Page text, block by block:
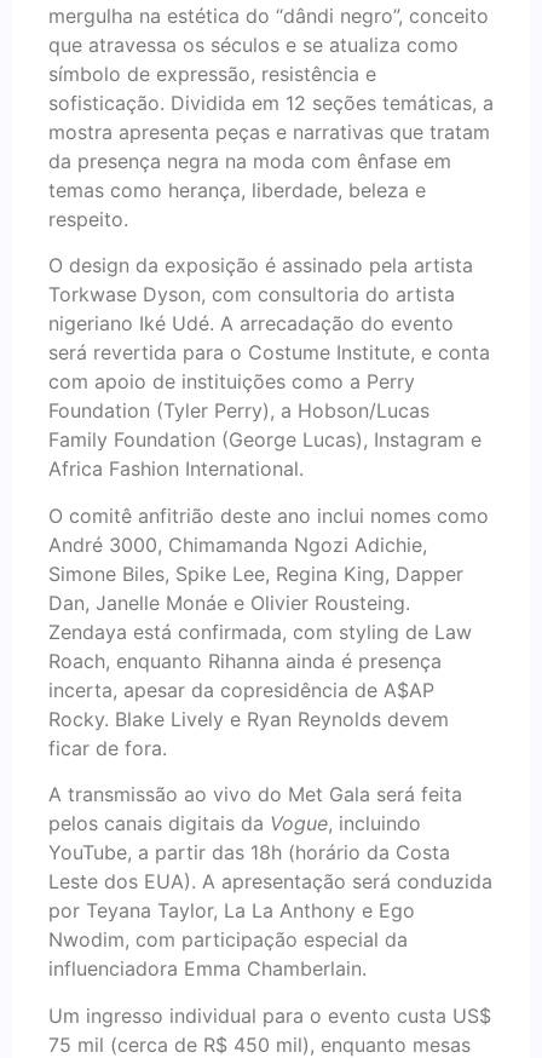
mergulha na estética do “dândi negro”, conceito
que atravessa os séculos e se atualiza como
símbolo de expressão, resistência e
sofisticação. Dividida em 12 seções temáticas, a
mostra apresenta peças e narrativas que tratam
da presença negra na moda com ênfase em
temas como herança, liberdade, beleza e
respeito.
O design da exposição é assinado pela artista
Torkwase Dyson, com consultoria do artista
nigeriano Iké Udé. A arrecadação do evento
será revertida para o Costume Institute, e conta
com apoio de instituições como a Perry
Foundation (Tyler Perry), a Hobson/Lucas
Family Foundation (George Lucas), Instagram e
Africa Fashion International.
O comitê anfitrião deste ano inclui nomes como
André 3000, Chimamanda Ngozi Adichie,
Simone Biles, Spike Lee, Regina King, Dapper
Dan, Janelle Monáe e Olivier Rousteing.
Zendaya está confirmada, com styling de Law
Roach, enquanto Rihanna ainda é presença
incerta, apesar da copresidência de A$AP
Rocky. Blake Lively e Ryan Reynolds devem
ficar de fora.
A transmissão ao vivo do Met Gala será feita
pelos canais digitais da Vogue, incluindo
YouTube, a partir das 18h (horário da Costa
Leste dos EUA). A apresentação será conduzida
por Teyana Taylor, La La Anthony e Ego
Nwodim, com participação especial da
influenciadora Emma Chamberlain.
Um ingresso individual para o evento custa US$
75 mil (cerca de R$ 450 mil), enquanto mesas